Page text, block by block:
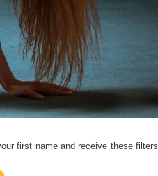
first name and receive these filters